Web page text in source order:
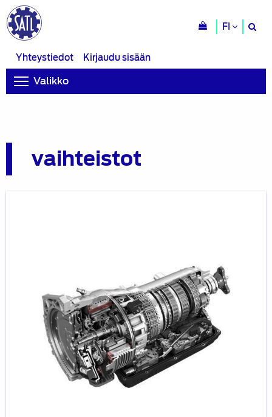
FI
Yhteystiedot
Kirjaudu sisään
Valikko
vaihteistot